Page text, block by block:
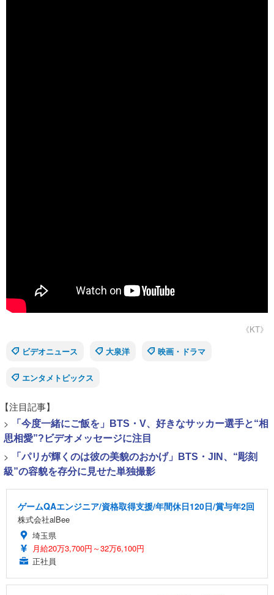
《KT》
ビデオニュース
大泉洋 映画・ドラマ
エンタメトピックス
【注目記事】
>
「今度一緒にご飯を」BTS・V、好きなサッカー選手と“相
思相愛”?ビデオメッセージに注目
>
「パリが輝くのは彼の美貌のおかげ」BTS・JIN、“彫刻
級”の容貌を存分に見せた単独撮影
ゲームQAエンジニア/資格取得支援/年間休日120日/賞与年2回
株式会社alBee
埼玉県
月給20万3,700円～32万6,100円
正社員